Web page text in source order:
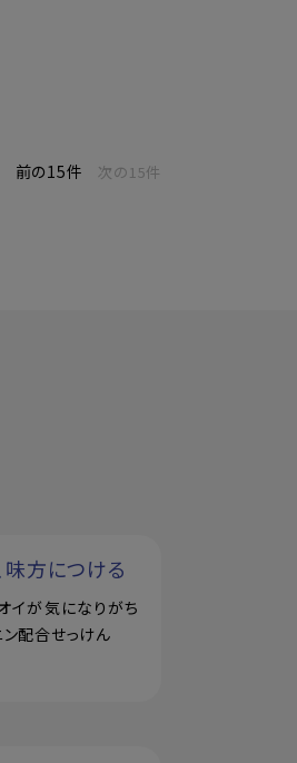
前の15件 次の15件
味方につける
イが気になりがち
ン配合せっけん